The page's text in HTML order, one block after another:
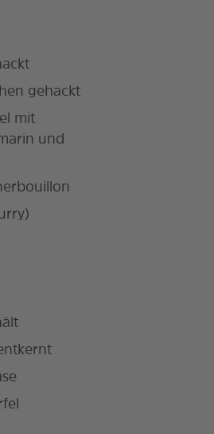
gehackt
mit
und